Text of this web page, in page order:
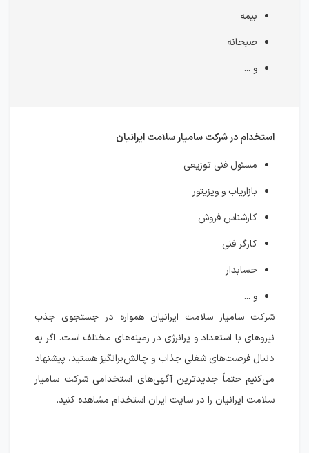
بیمه
صبحانه
و ...
استخدام در شرکت سامیار سلامت ایرانیان
مسئول فنی توزیعی
بازاریاب و ویزیتور
کارشناس فروش
کارگر فنی
حسابدار
و ...
شرکت سامیار سلامت ایرانیان همواره در جستجوی جذب
نیروهای با استعداد و پرانرژی در زمینه‌های مختلف است. اگر به
دنبال فرصت‌های شغلی جذاب و چالش‌برانگیز هستید، پیشنهاد
می‌کنیم حتماً جدیدترین آگهی‌های استخدامی شرکت سامیار
سلامت ایرانیان را در سایت ایران استخدام مشاهده کنید.